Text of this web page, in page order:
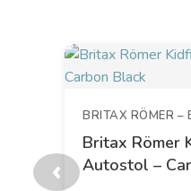
‹
BRITAX RÖMER –
Britax Römer
Autostol –